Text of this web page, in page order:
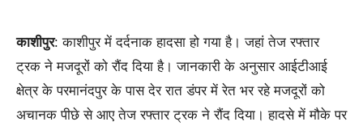
काशीपुर: काशीपुर में दर्दनाक हादसा हो गया है। जहां तेज रफ्तार
ट्रक ने मजदूरों को रौंद दिया है। जानकारी के अनुसार आईटीआई
क्षेत्र के परमानंदपुर के पास देर रात डंपर में रेत भर रहे मजदूरों को
अचानक पीछे से आए तेज रफ्तार ट्रक ने रौंद दिया। हादसे में मौके पर